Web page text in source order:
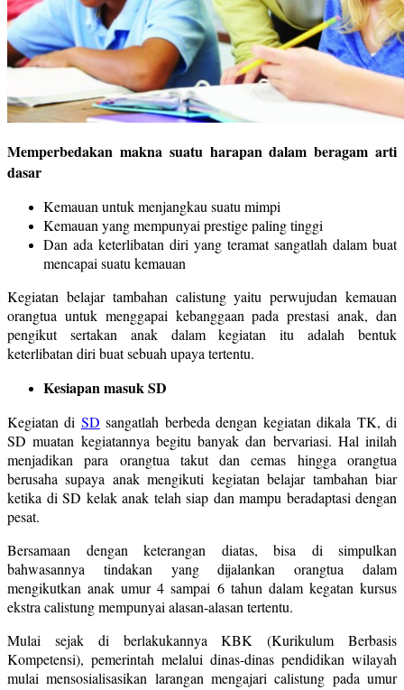
Memperbedakan makna suatu harapan dalam beragam arti
dasar
Kemauan untuk menjangkau suatu mimpi
Kemauan yang mempunyai prestige paling tinggi
Dan ada keterlibatan diri yang teramat sangatlah dalam buat
mencapai suatu kemauan
Kegiatan belajar tambahan calistung yaitu perwujudan kemauan
orangtua untuk menggapai kebanggaan pada prestasi anak, dan
pengikut sertakan anak dalam kegiatan itu adalah bentuk
keterlibatan diri buat sebuah upaya tertentu.
Kesiapan masuk SD
Kegiatan di SD sangatlah berbeda dengan kegiatan dikala TK, di
SD muatan kegiatannya begitu banyak dan bervariasi. Hal inilah
menjadikan para orangtua takut dan cemas hingga orangtua
berusaha supaya anak mengikuti kegiatan belajar tambahan biar
ketika di SD kelak anak telah siap dan mampu beradaptasi dengan
pesat.
Bersamaan dengan keterangan diatas, bisa di simpulkan
bahwasannya tindakan yang dijalankan orangtua dalam
mengikutkan anak umur 4 sampai 6 tahun dalam kegatan kursus
ekstra calistung mempunyai alasan-alasan tertentu.
Mulai sejak di berlakukannya KBK (Kurikulum Berbasis
Kompetensi), pemerintah melalui dinas-dinas pendidikan wilayah
mulai mensosialisasikan larangan mengajari calistung pada umur